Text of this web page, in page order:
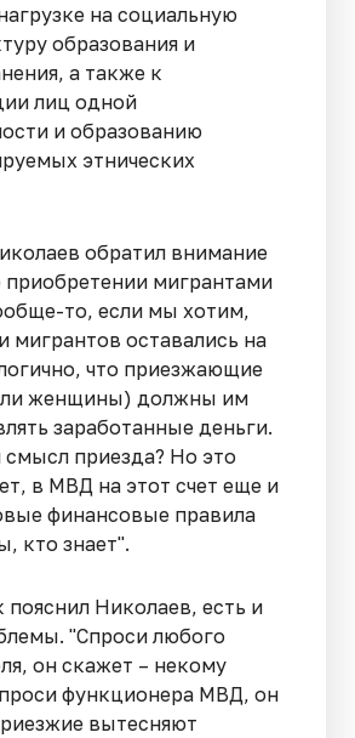
на социальную
образования и
а также к
лиц одной
и образованию
этнических
обратил внимание
приобретении мигрантами
то, если мы хотим,
мигрантов оставались на
что приезжающие
женщины) должны им
заработанные деньги.
смысл приезда? Но это
в МВД на этот счет еще и
финансовые правила
кто знает".
пояснил Николаев, есть и
"Спроси любого
он скажет – некому
функционера МВД, он
вытесняют